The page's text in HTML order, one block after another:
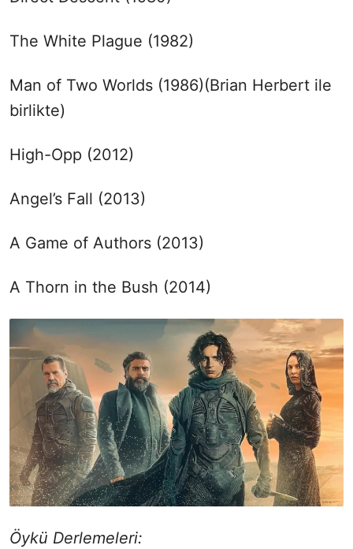
The White Plague (1982)
Man of Two Worlds (1986)(Brian Herbert ile
birlikte)
High-Opp (2012)
Angel’s Fall (2013)
A Game of Authors (2013)
A Thorn in the Bush (2014)
Öykü Derlemeleri: